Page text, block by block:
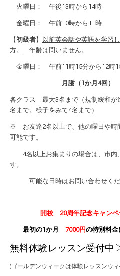
火曜日： 午後13時から14時
金曜日： 午前10時から11時
【初級者】
以前英会話や英語を学習
方。
年齢は問いません。
金曜日： 午前11時15分から12時
月謝（1か月4回）
各クラス 最大3名まで（規制緩和が
名まで。様子をみて4名まで）
※ お友達2名以上で、他の曜日や時
可能です。
4名以上お集まりの場合は、市内
す。
可能な日時はお問い合わせくだ
開校 20周年記念キャンペ
最初の1か月 7000円の特別料金
無料体験レッスン受
(ゴールデンウィークは体験レッスンウ